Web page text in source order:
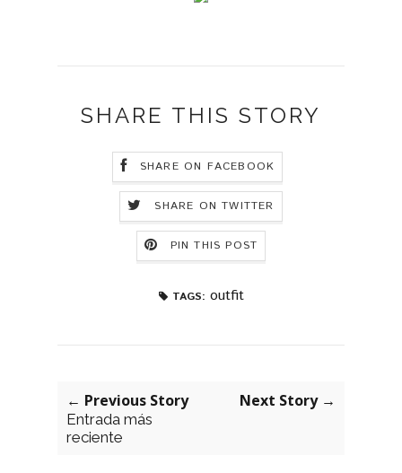
SHARE THIS STORY
SHARE ON FACEBOOK
SHARE ON TWITTER
PIN THIS POST
TAGS: outfit
← Previous Story
Entrada más
reciente
Next Story →